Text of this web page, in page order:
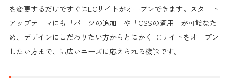
を変更するだけですぐにECサイトがオープンできます。スタート
アップテーマにも「パーツの追加」や「CSSの適用」が可能なた
め、デザインにこだわりたい方からとにかくECサイトをオープン
したい方まで、幅広いニーズに応えられる機能です。